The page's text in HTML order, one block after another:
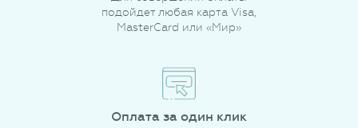
подойдет любая карта Visa,
MasterCard или «Мир»
Оплата за один клик